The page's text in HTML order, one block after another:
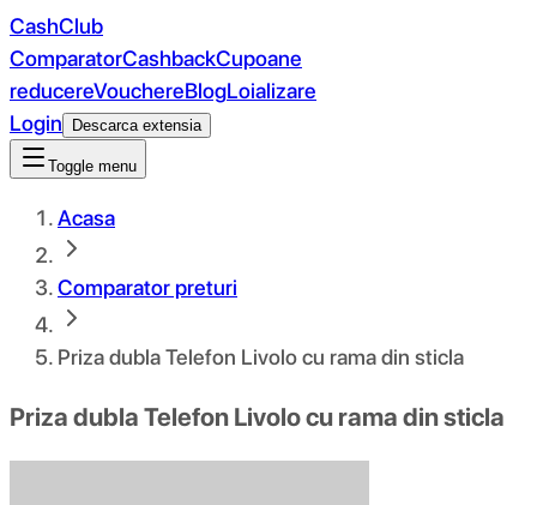
CashClub
ComparatorCashbackCupoane
reducereVouchereBlogLoializare
Login
Descarca extensia
Toggle menu
Acasa
Comparator preturi
Priza dubla Telefon Livolo cu rama din sticla
Priza dubla Telefon Livolo cu rama din sticla